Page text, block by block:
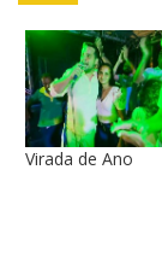
Virada de Ano